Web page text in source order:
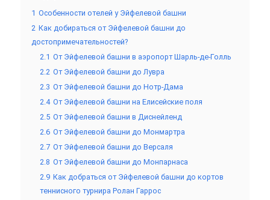
1 Особенности отелей у Эйфелевой башни
2 Как добираться от Эйфелевой башни до
достопримечательностей?
2.1 От Эйфелевой башни в аэропорт Шарль-де-Голль
2.2 От Эйфелевой башни до Лувра
2.3 От Эйфелевой башни до Нотр-Дама
2.4 От Эйфелевой башни на Елисейские поля
2.5 От Эйфелевой башни в Диснейленд
2.6 От Эйфелевой башни до Монмартра
2.7 От Эйфелевой башни до Версаля
2.8 От Эйфелевой башни до Монпарнаса
2.9 Как добраться от Эйфелевой башни до кортов
теннисного турнира Ролан Гаррос